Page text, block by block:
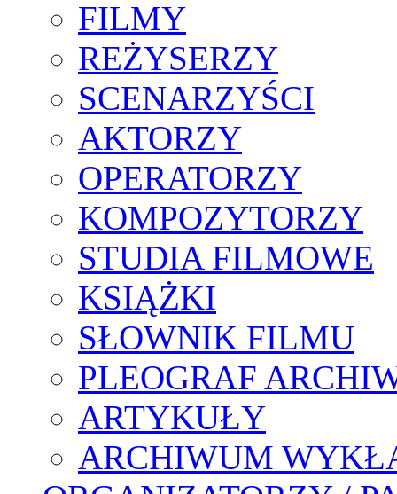
FILMY
REŻYSERZY
SCENARZYŚCI
AKTORZY
OPERATORZY
KOMPOZYTORZY
STUDIA FILMOWE
KSIĄŻKI
SŁOWNIK FILMU
PLEOGRAF
ARTYKUŁY
ARCHIWUM